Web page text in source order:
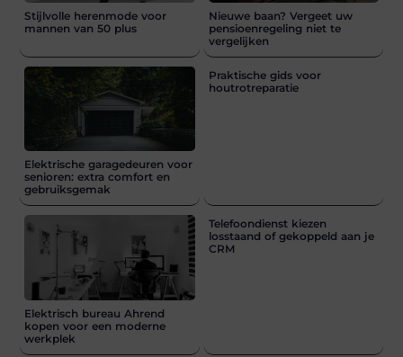
Stijlvolle herenmode voor
mannen van 50 plus
Nieuwe baan? Vergeet uw
pensioenregeling niet te
vergelijken
Elektrische garagedeuren voor
senioren: extra comfort en
gebruiksgemak
Praktische gids voor
houtrotreparatie
Elektrisch bureau Ahrend
kopen voor een moderne
werkplek
Telefoondienst kiezen
losstaand of gekoppeld aan je
CRM